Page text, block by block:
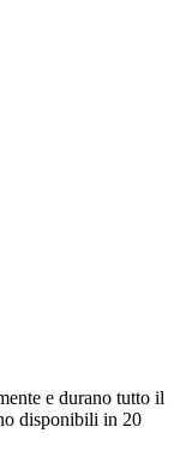
e durano tutto il
disponibili in 20